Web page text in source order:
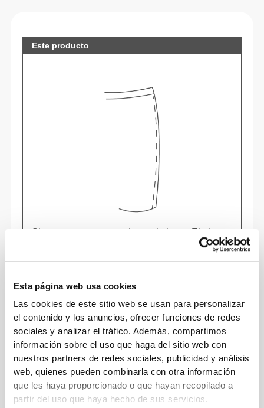
Esta página web usa cookies
Las cookies de este sitio web se usan para personalizar
el contenido y los anuncios, ofrecer funciones de redes
sociales y analizar el tráfico. Además, compartimos
información sobre el uso que haga del sitio web con
nuestros partners de redes sociales, publicidad y análisis
web, quienes pueden combinarla con otra información
que les haya proporcionado o que hayan recopilado a
partir del uso que haya hecho de sus servicios.
Este producto
Siente tu cuerpo en cada movimiento. El ajuste